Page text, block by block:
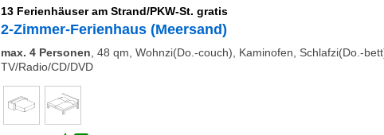
13 Ferienhäuser am Strand/PKW-St. gratis
2-Zimmer-Ferienhaus (Meersand)
max. 4 Personen, 48 qm, Wohnzi(Do.-couch), Kaminofen, Schlafzi(Do.-
TV/Radio/CD/DVD